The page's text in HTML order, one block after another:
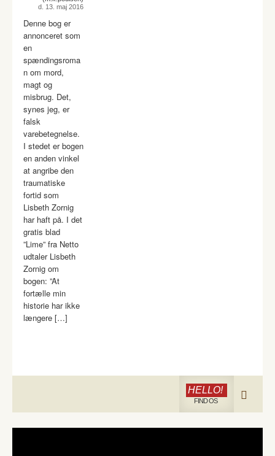
d. 13. maj 2016
Denne bog er
annonceret som
en
spændingsroma
n om mord,
magt og
misbrug. Det,
synes jeg, er
falsk
varebetegnelse.
I stedet er bogen
en anden vinkel
at angribe den
traumatiske
fortid som
Lisbeth Zornig
har haft på. I det
gratis blad
”Lime” fra Netto
udtaler Lisbeth
Zornig om
bogen: ”At
fortælle min
historie har ikke
længere […]
HELLO!
FIND OS